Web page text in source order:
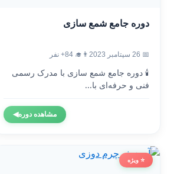
دوره جامع شمع سازی
📅 26 سپتامبر 2023 👨‍🎓 84+ نفر
🕯️ دوره جامع شمع سازی با مدرک رسمی
فنی و حرفه‌ای با...
مشاهده دوره◀
⭐ ویژه